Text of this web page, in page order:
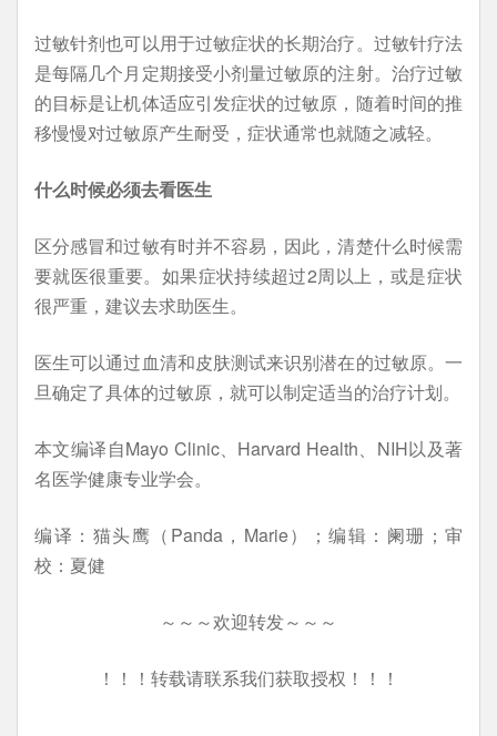
过敏针剂也可以用于过敏症状的长期治疗。过敏针疗法
是每隔几个月定期接受小剂量过敏原的注射。治疗过敏
的目标是让机体适应引发症状的过敏原，随着时间的推
移慢慢对过敏原产生耐受，症状通常也就随之减轻。
什么时候必须去看医生
区分感冒和过敏有时并不容易，因此，清楚什么时候需
要就医很重要。如果症状持续超过2周以上，或是症状
很严重，建议去求助医生。
医生可以通过血清和皮肤测试来识别潜在的过敏原。一
旦确定了具体的过敏原，就可以制定适当的治疗计划。
本文编译自Mayo Clinic、Harvard Health、NIH以及著
名医学健康专业学会。
编译：猫头鹰（Panda，Marie）；编辑：阑珊；审
校：夏健
～～～欢迎转发～～～
！！！转载请联系我们获取授权！！！